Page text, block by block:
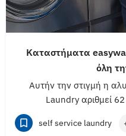
Καταστήματα
όλη
Αυτήν την στιγμή η
Laundry αριθμεί
self service laundry